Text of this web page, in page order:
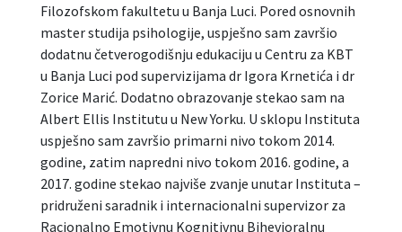
Filozofskom fakultetu u Banja Luci. Pored osnovnih
master studija psihologije, uspješno sam završio
dodatnu četverogodišnju edukaciju u Centru za KBT
u Banja Luci pod supervizijama dr Igora Krnetića i dr
Zorice Marić. Dodatno obrazovanje stekao sam na
Albert Ellis Institutu u New Yorku. U sklopu Instituta
uspješno sam završio primarni nivo tokom 2014.
godine, zatim napredni nivo tokom 2016. godine, a
2017. godine stekao najviše zvanje unutar Instituta –
pridruženi saradnik i internacionalni supervizor za
Racionalno Emotivnu Kognitivnu Bihevioralnu